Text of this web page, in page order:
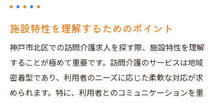
施設特性を理解するためのポイント
神戸市北区での訪問介護求人を探す際、施設特性を理解
することが極めて重要です。訪問介護のサービスは地域
密着型であり、利用者のニーズに応じた柔軟な対応が求
められます。特に、利用者とのコミュニケーションを重